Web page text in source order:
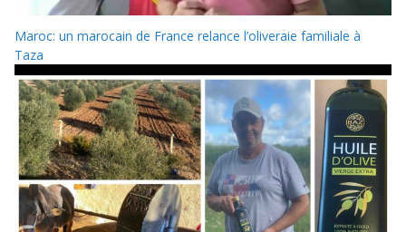
Maroc: un marocain de France relance l’oliveraie familiale à
Taza